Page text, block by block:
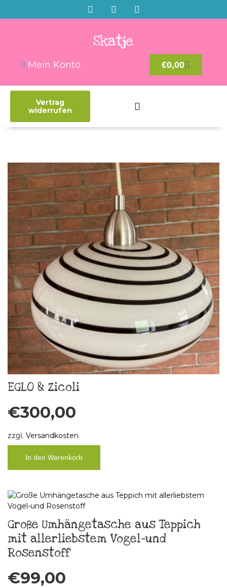
Mein Konto €0,00
Vertrag
widerrufen
EGLO & Zicoli
€300,00
zzgl. Versandkosten
In den Warenkorb
Große Umhängetasche aus Teppich
mit allerliebstem Vogel-und
Rosenstoff
€99,00